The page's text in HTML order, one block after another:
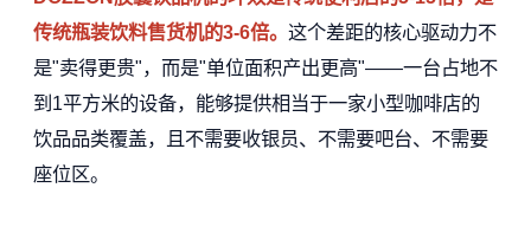
传统瓶装饮料售货机的3-6倍。 这个差距的核心驱动力不
是"卖得更贵"，而是"单位面积产出更高"——一台占地不
到1平方米的设备，能够提供相当于一家小型咖啡店的
饮品品类覆盖，且不需要收银员、不需要吧台、不需要
座位区。